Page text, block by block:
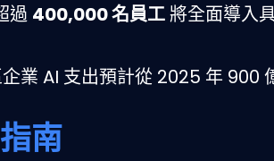
過 400,000 名員工將全面導入
業 AI 支出預計從 2025 年 900
南